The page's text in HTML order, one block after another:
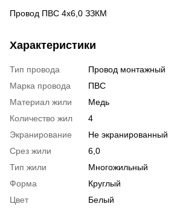
Провод ПВС 4х6,0 ЗЗКМ
Характеристики
Тип провода
Провод монтажный
Марка провода
ПВС
Материал жили
Медь
Количество жил
4
Экранирование
Не экранированный
Срез жили
6,0
Тип жили
Многожильный
Форма
Круглый
Цвет
Белый